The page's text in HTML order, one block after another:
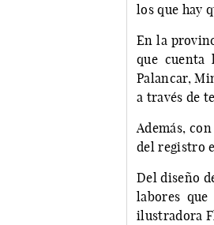
los que hay
En la
que cuenta
Palancar,
a través de
Además,
del registro
Del diseño
labores
ilustradora